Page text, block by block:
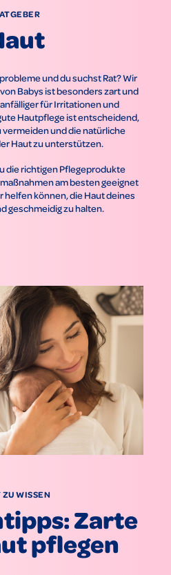
und du suchst Rat? Wir
Babys ist besonders zart und
für Irritationen und
Hautpflege ist entscheidend,
vermeiden und die natürliche
Haut zu unterstützen.
die richtigen Pflegeprodukte
am besten geeignet
helfen können, die Haut deines
geschmeidig zu halten.
ZU WISSEN
Zarte
pflegen